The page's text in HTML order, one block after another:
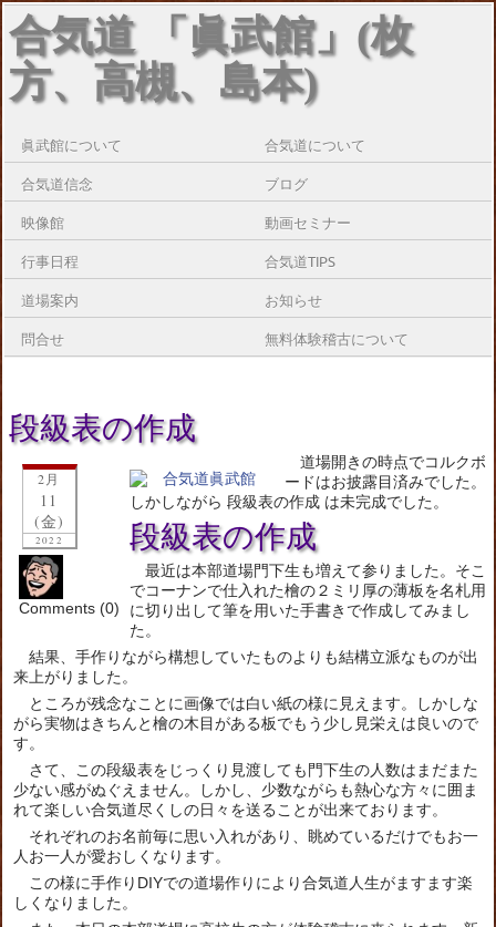
合気道 「眞武館」(枚
方、高槻、島本)
眞武館について 合気道について
合気道信念 ブログ
映像館 動画セミナー
行事日程 合気道TIPS
道場案内 お知らせ
問合せ 無料体験稽古について
段級表の作成
2月
11
(金)
2022
Comments (0)
道場開きの時点でコルクボ
ードはお披露目済みでした。
しかしながら 段級表の作成 は未完成でした。
段級表の作成
最近は本部道場門下生も増えて参りました。そこ
でコーナンで仕入れた檜の２ミリ厚の薄板を名札用
に切り出して筆を用いた手書きで作成してみまし
た。
結果、手作りながら構想していたものよりも結構立派なものが出
来上がりました。
ところが残念なことに画像では白い紙の様に見えます。しかしな
がら実物はきちんと檜の木目がある板でもう少し見栄えは良いので
す。
さて、この段級表をじっくり見渡しても門下生の人数はまだまた
少ない感がぬぐえません。しかし、少数ながらも熱心な方々に囲ま
れて楽しい合気道尽くしの日々を送ることが出来ております。
それぞれのお名前毎に思い入れがあり、眺めているだけでもお一
人お一人が愛おしくなります。
この様に手作りDIYでの道場作りにより合気道人生がますます楽
しくなりました。